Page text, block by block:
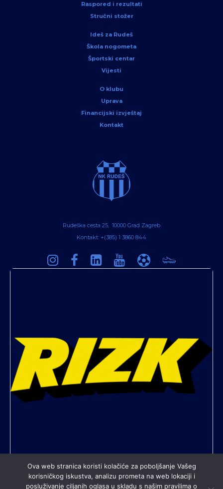
Raspored i rezultati
Stručni stožer
Ideš za Rudeš
Škola nogometa
Športski centar
Vijesti
O klubu
Uprava
Financijski izvještaj
Kontakt
Rudeška cesta 25, 10000 Grad Zagreb
Kontakt: +(385) 1 3860 844
Ova web stranica koristi kolačiće za poboljšanje Vašeg
korisničkog iskustva, analizu prometa na web lokaciji i
posluživanje ciljanih oglasa u skladu s našim pravilima o